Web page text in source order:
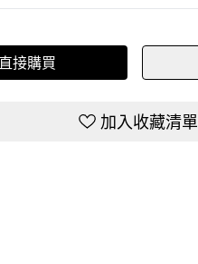
接購買
加入收藏清單